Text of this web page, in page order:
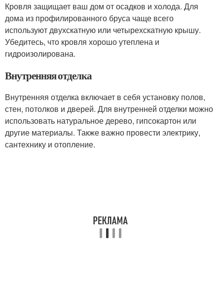
Кровля защищает ваш дом от осадков и холода. Для
дома из профилированного бруса чаще всего
используют двухскатную или четырехскатную крышу.
Убедитесь, что кровля хорошо утеплена и
гидроизолирована.
Внутренняя отделка
Внутренняя отделка включает в себя установку полов,
стен, потолков и дверей. Для внутренней отделки можно
использовать натуральное дерево, гипсокартон или
другие материалы. Также важно провести электрику,
сантехнику и отопление.